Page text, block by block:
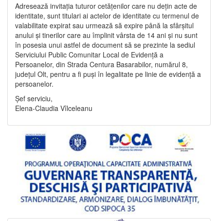
Adresează invitația tuturor cetățenilor care nu dețin acte de
identitate, sunt titulari ai actelor de identitate cu termenul de
valabilitate expirat sau urmează să expire până la sfârșitul
anului și tinerilor care au împlinit vârsta de 14 ani și nu sunt
în posesia unui astfel de document să se prezinte la sediul
Serviciului Public Comunitar Local de Evidență a
Persoanelor, din Strada Centura Basarabilor, numărul 8,
județul Olt, pentru a fi puși în legalitate pe linie de evidență a
persoanelor.
Șef serviciu,
Elena-Claudia Vîlceleanu